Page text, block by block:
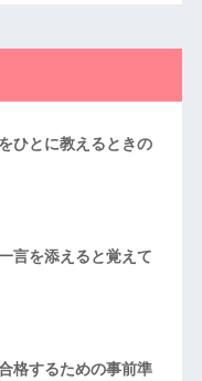
ひとに教えるときの
言を添えると覚えて
格するための事前準